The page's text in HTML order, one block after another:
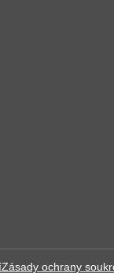
Zásady ochrany